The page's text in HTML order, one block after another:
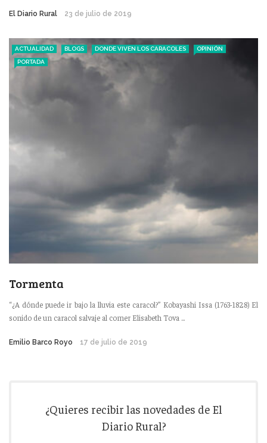
El Diario Rural 23 de julio de 2019
ACTUALIDAD BLOGS DONDE VIVEN LOS CARACOLES
OPINIÓN
PORTADA
Tormenta
“¿A dónde puede ir bajo la lluvia este caracol?” Kobayashi Issa (1763-1828) El
sonido de un caracol salvaje al comer Elisabeth Tova ...
Emilio Barco Royo 17 de julio de 2019
¿Quieres recibir las novedades de El
Diario Rural?